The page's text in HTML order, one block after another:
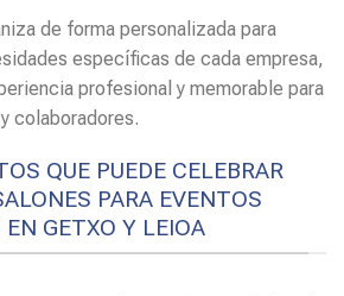
de forma personalizada para
específicas de cada empresa,
profesional y memorable para
colaboradores.
QUE PUEDE CELEBRAR
PARA EVENTOS
GETXO Y LEIOA